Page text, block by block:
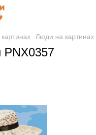
Люди на картинах
PNX0357